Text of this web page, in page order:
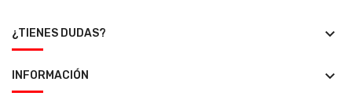
¿TIENES DUDAS? keyboard_arrow_down
INFORMACIÓN keyboard_arrow_down